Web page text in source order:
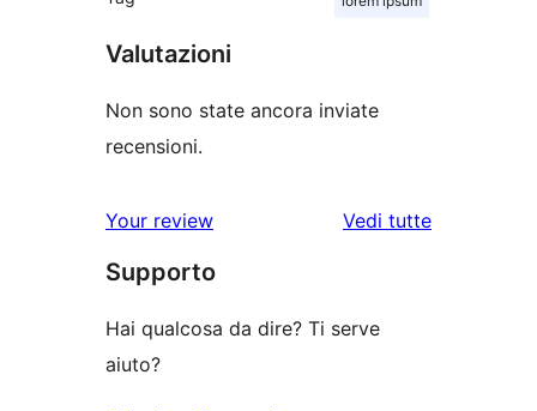
Valutazioni
Non sono state ancora inviate
recensioni.
Your review Vedi tuttele
Supporto
Hai qualcosa da dire? Ti serve
aiuto?